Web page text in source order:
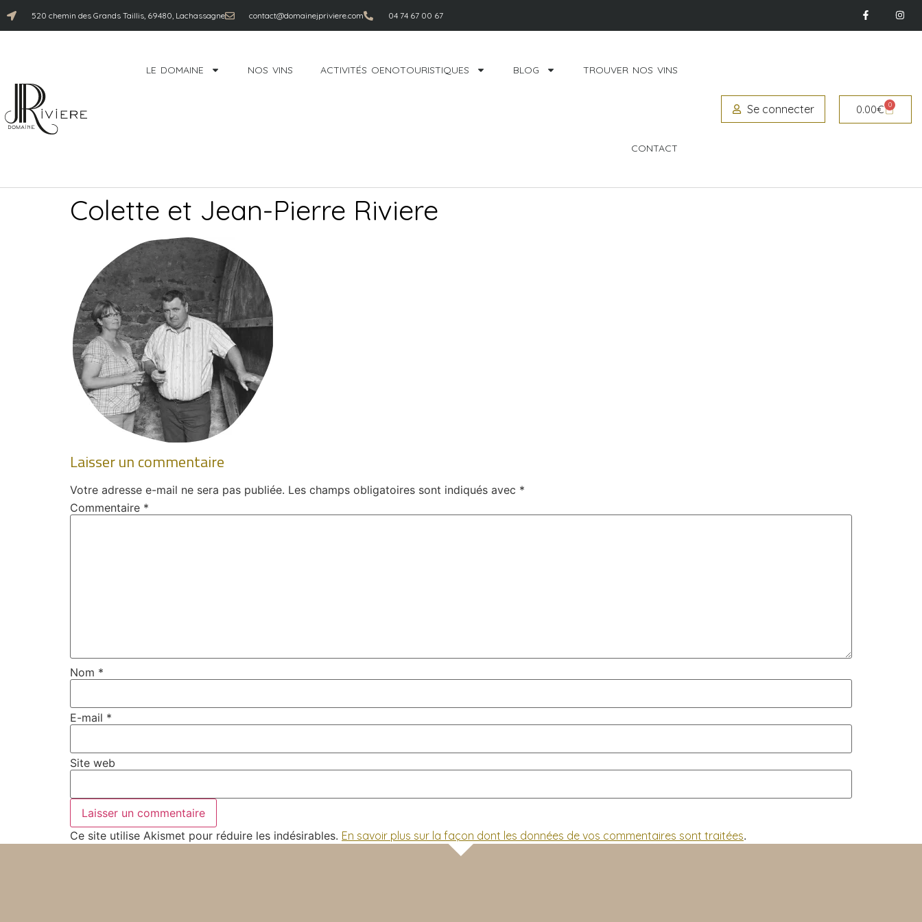
520 chemin des Grands Taillis, 69480, Lachassagne contact@domainejpriviere.com 04 74 67 00 67
LE DOMAINE NOS VINS ACTIVITÉS OENOTOURISTIQUES BLOG TROUVER NOS VINS
CONTACT
Se connecter 0.00€ 0
Colette et Jean-Pierre Riviere
Laisser un commentaire
Votre adresse e-mail ne sera pas publiée. Les champs obligatoires sont indiqués avec *
Commentaire *
Nom *
E-mail *
Site web
Ce site utilise Akismet pour réduire les indésirables. En savoir plus sur la façon dont les données de vos commentaires sont traitées.